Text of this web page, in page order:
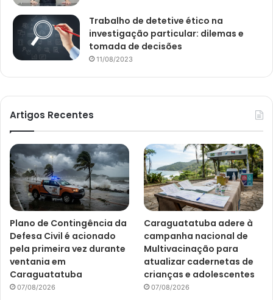
Trabalho de detetive ético na
investigação particular: dilemas e
tomada de decisões
11/08/2023
Artigos Recentes
Plano de Contingência da
Defesa Civil é acionado
pela primeira vez durante
ventania em
Caraguatatuba
07/08/2026
Caraguatatuba adere à
campanha nacional de
Multivacinação para
atualizar cadernetas de
crianças e adolescentes
07/08/2026